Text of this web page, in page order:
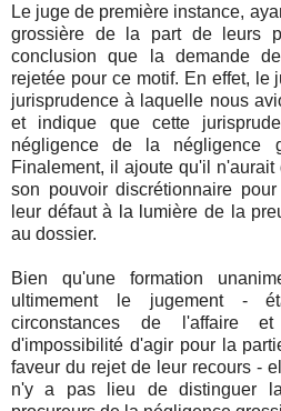
Le juge de première instance,
grossière de la part de leurs
conclusion que la demande
rejetée pour ce motif. En effet, le
jurisprudence à laquelle nous
et indique que cette
négligence de la négligence
Finalement, il ajoute qu'il
son pouvoir discrétionnaire
leur défaut à la lumière de la
au dossier.
Bien qu'une formation
ultimement le jugement -
circonstances de l'affaire
d'impossibilité d'agir pour la
faveur du rejet de leur recours -
n'y a pas lieu de distinguer